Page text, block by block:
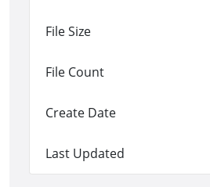
File Size
File Count
Create Date
Last Updated